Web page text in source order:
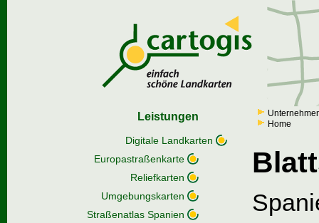
Leistungen
Digitale Landkarten
Europastraßenkarte
Reliefkarten
Umgebungskarten
Straßenatlas Spanien
Home